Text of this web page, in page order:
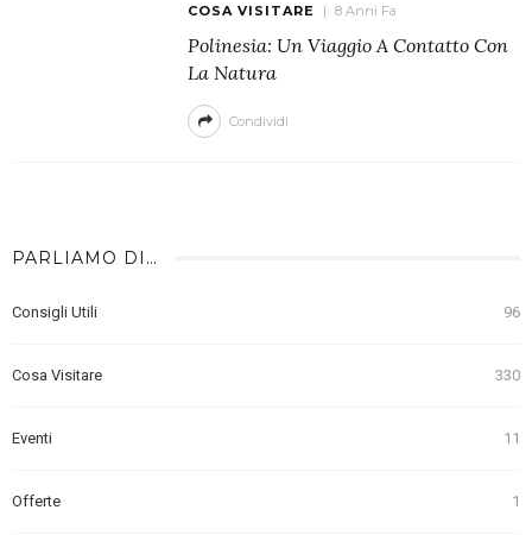
COSA VISITARE 8 Anni Fa
Polinesia: Un Viaggio A Contatto Con
La Natura
Condividi
PARLIAMO DI…
Consigli Utili 96
Cosa Visitare 330
Eventi 11
Offerte 1